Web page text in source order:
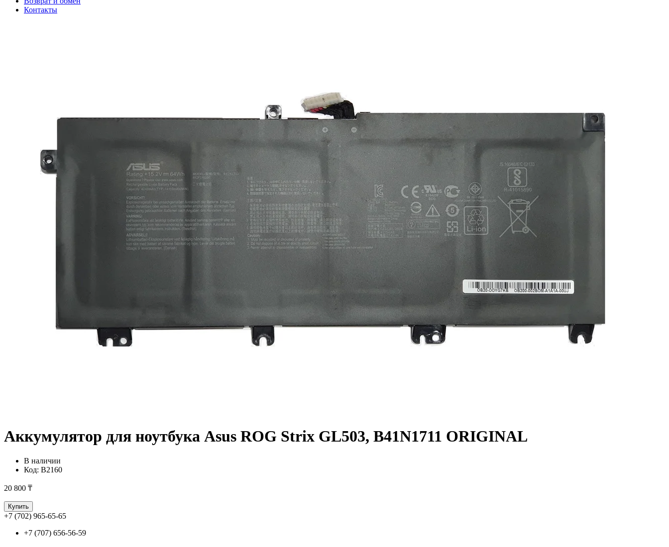
Контакты
Аккумулятор для ноутбука Asus ROG Strix GL503, B41N1711 ORIGINAL
В наличии
Код: B2160
20 800 ₸
Купить
+7 (702) 965-65-65
+7 (707) 656-56-59